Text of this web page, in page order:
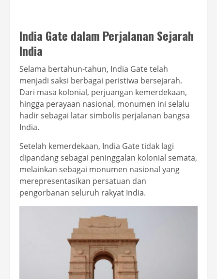
India Gate dalam Perjalanan Sejarah
India
Selama bertahun-tahun, India Gate telah
menjadi saksi berbagai peristiwa bersejarah.
Dari masa kolonial, perjuangan kemerdekaan,
hingga perayaan nasional, monumen ini selalu
hadir sebagai latar simbolis perjalanan bangsa
India.
Setelah kemerdekaan, India Gate tidak lagi
dipandang sebagai peninggalan kolonial semata,
melainkan sebagai monumen nasional yang
merepresentasikan persatuan dan
pengorbanan seluruh rakyat India.